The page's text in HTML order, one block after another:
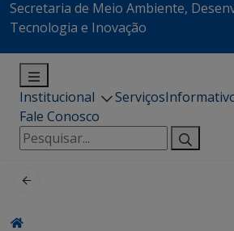
Secretaria de Meio Ambiente,
Tecnologia e Inovação
Institucional Serviços
Fale Conosco
Pesquisar
por: